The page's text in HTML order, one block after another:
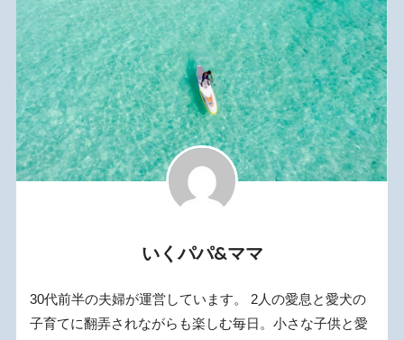
いくパパ&ママ
30代前半の夫婦が運営しています。 2人の愛息と愛犬の
子育てに翻弄されながらも楽しむ毎日。小さな子供と愛